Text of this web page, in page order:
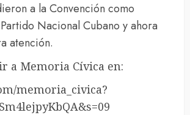
a la Convención como
Nacional Cubano y ahora
atención.
a Memoria Cívica en:
memoria_civica?